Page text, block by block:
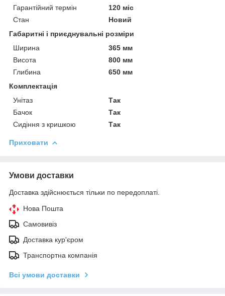
Гарантійний термін
120 міс
Стан
Новий
Габаритні і приєднувальні розміри
Ширина
365 мм
Висота
800 мм
Глибина
650 мм
Комплектація
Унітаз
Так
Бачок
Так
Сидіння з кришкою
Так
Приховати
Умови доставки
Доставка здійснюється тільки по передоплаті.
Нова Пошта
Самовивіз
Доставка кур'єром
Транспортна компанія
Всі умови доставки